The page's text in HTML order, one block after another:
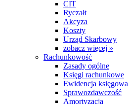
CIT
Ryczałt
Akcyza
Koszty
Urząd Skarbowy
zobacz więcej »
Rachunkowość
Zasady ogólne
Księgi rachunkowe
Ewidencja księgowa
Sprawozdawczość
Amortyzacja